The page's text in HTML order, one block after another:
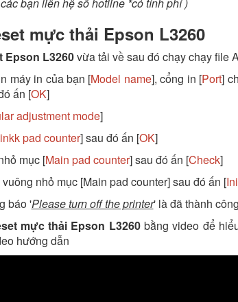
bạn liên hệ số hotline *có tính phí )
mực thải Epson L3260
Epson L3260vừa tải về sau đó chạy chạy file
máy in của bạn [Model name], cổng in [Port]
ấn [OK]
adjustment mode]
pad counter] sau đó ấn [OK]
mục [Main pad counter] sau đó ấn [Check]
nhỏ mục [Main pad counter] sau đó ấn [
báo 'Please turn off the printer' là đã thành công
mực thải Epson L3260bằng video để
hướng dẫn